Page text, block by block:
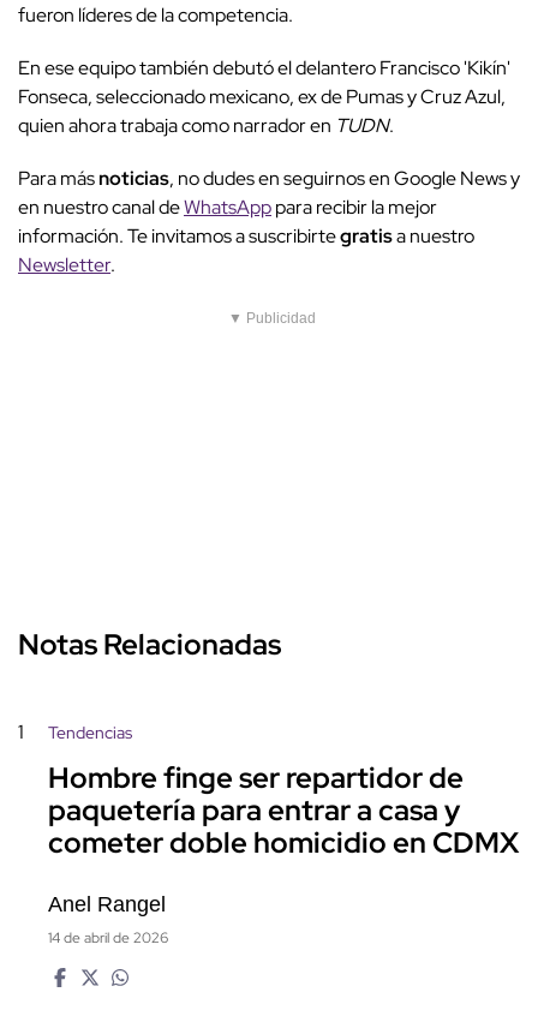
fueron líderes de la competencia.
En ese equipo también debutó el delantero Francisco 'Kikín'
Fonseca, seleccionado mexicano, ex de Pumas y Cruz Azul,
quien ahora trabaja como narrador en TUDN.
Para másnoticias, no dudes en seguirnos en Google News y
en nuestro canal deWhatsApppara recibir la mejor
información. Te invitamos a suscribirtegratisa nuestro
Newsletter.
▼ Publicidad
Notas Relacionadas
1 Tendencias
Hombre finge ser repartidor de
paquetería para entrar a casa y
cometer doble homicidio en CDMX
Anel Rangel
14 de abril de 2026